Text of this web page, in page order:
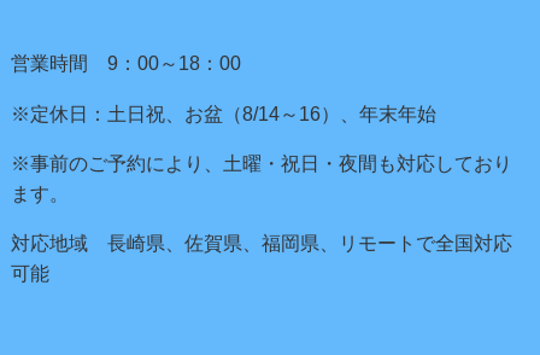
営業時間 9：00～18：00
※定休日：土日祝、お盆（8/14～16）、年末年始
※事前のご予約により、土曜・祝日・夜間も対応しており
ます。
対応地域 長崎県、佐賀県、福岡県、リモートで全国対応
可能